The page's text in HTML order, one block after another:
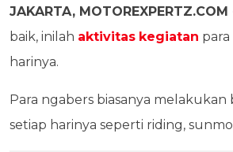
JAKARTA, MOTOREXPERTZ.COM
baik, inilah aktivitas kegiatan para
harinya.
Para ngabers biasanya melakukan
setiap harinya seperti riding,